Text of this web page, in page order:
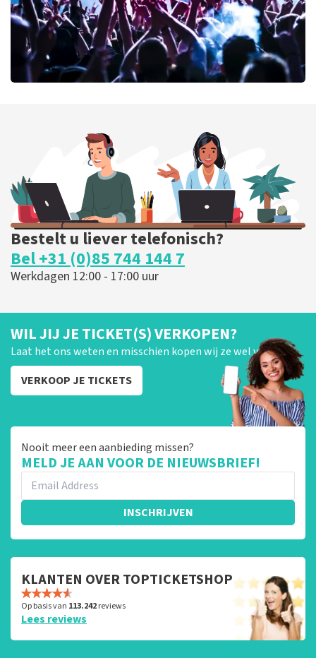
BESTEL NU
Bestelt u liever telefonisch?
Bel +31 (0)85 744 144 7
Werkdagen 12:00 - 17:00 uur
WIL JIJ JE TICKET(S) VERKOPEN?
Laat het ons weten en misschien kopen wij ze wel van je!
VERKOOP JE TICKETS
Nooit meer een aanbieding missen?
MELD JE AAN VOOR DE NIEUWSBRIEF!
INSCHRIJVEN
KLANTEN OVER TOPTICKETSHOP
Op basis van 113.242reviews
Lees reviews